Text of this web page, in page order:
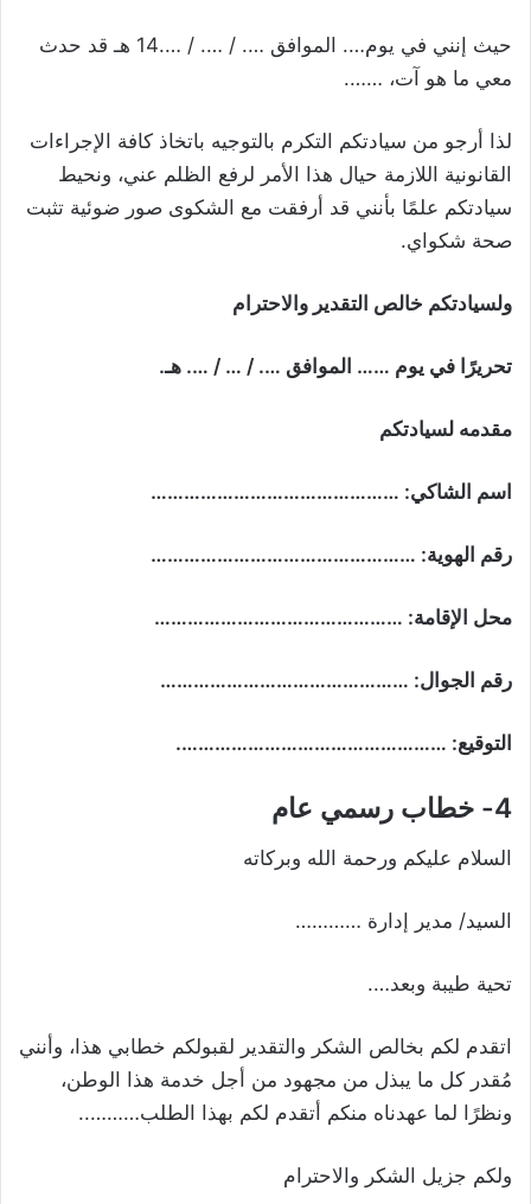
حيث إنني في يوم…. الموافق …. / …. / ….14 هـ قد حدث
معي ما هو آت، …….
لذا أرجو من سيادتكم التكرم بالتوجيه باتخاذ كافة الإجراءات
القانونية اللازمة حيال هذا الأمر لرفع الظلم عني، ونحيط
سيادتكم علمًا بأنني قد أرفقت مع الشكوى صور ضوئية تثبت
صحة شكواي.
ولسيادتكم خالص التقدير والاحترام
تحريرًا في يوم …… الموافق …. / … / …. هـ.
مقدمه لسيادتكم
اسم الشاكي: ………………………………………
رقم الهوية: …………………………………………
محل الإقامة: ………………………………………
رقم الجوال: ………………………………………
التوقيع: ………………………………………….
4- خطاب رسمي عام
السلام عليكم ورحمة الله وبركاته
السيد/ مدير إدارة …………
تحية طيبة وبعد….
اتقدم لكم بخالص الشكر والتقدير لقبولكم خطابي هذا، وأنني
مُقدر كل ما يبذل من مجهود من أجل خدمة هذا الوطن،
ونظرًا لما عهدناه منكم أتقدم لكم بهذا الطلب………..
ولكم جزيل الشكر والاحترام